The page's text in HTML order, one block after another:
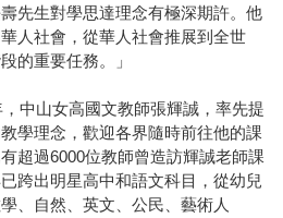
先生對學思達理念有極深期許。他
人社會，從華人社會推展到全世
的重要任務。」
中山女高國文教師張輝誠，率先提
學理念，歡迎各界隨時前往他的課
超過6000位教師曾造訪輝誠老師課
跨出明星高中和語文科目，從幼兒
、自然、英文、公民、藝術人